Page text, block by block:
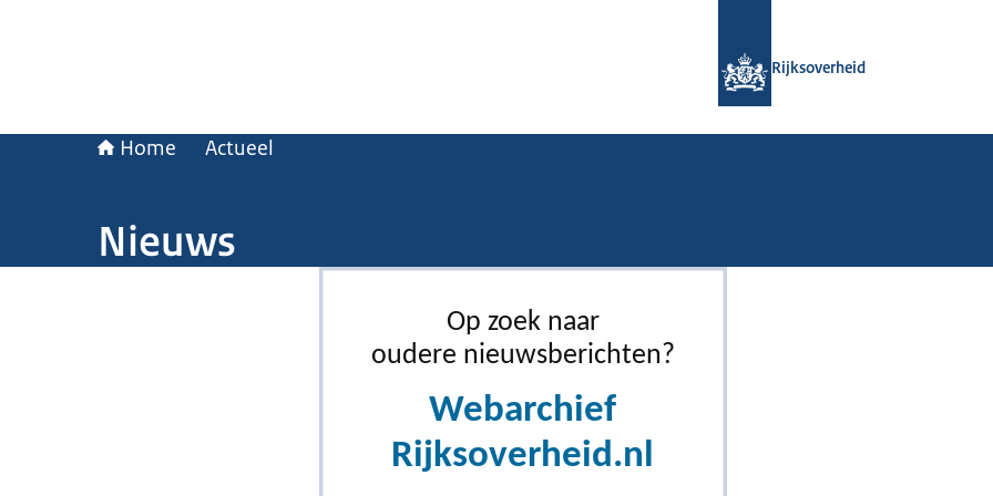
Rijksoverheid
Home Actueel
Nieuws